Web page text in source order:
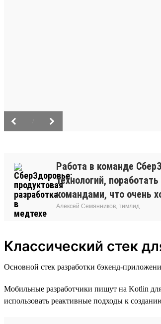
Работа в команде
технологий,
командами, что очень
Алексей Семянников, тимлид
Классический стек
Основной стек разработки бэкенд-
Мобильные разработчики пишут на Kotlin
использовать реактивные подходы к